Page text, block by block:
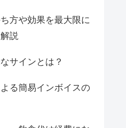
方や効果を最大限に
説
サインとは？
る簡易インボイスの